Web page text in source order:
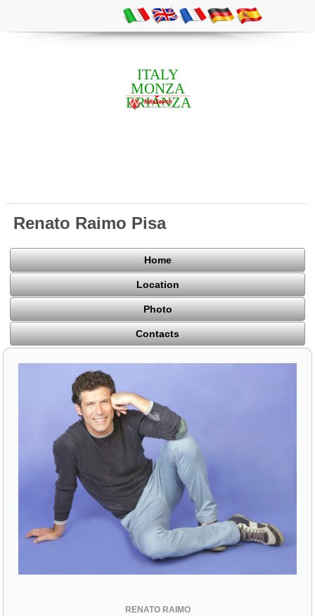
ITALY
MONZA
BRIANZA
Renato Raimo Pisa
Home
Location
Photo
Contacts
RENATO RAIMO